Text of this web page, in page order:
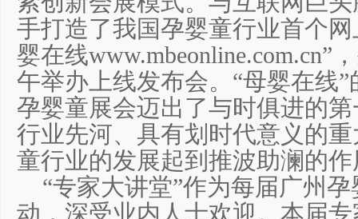
手打造了我国孕婴童行业首个
婴在线www.mbeonline.com.cn”
午举办上线发布会。“母婴在线
孕婴童展会迈出了与时俱进的
行业先河、具有划时代意义的
童行业的发展起到推波助澜的
“专家大讲堂”作为每届广州
动，深受业内人士欢迎。本届